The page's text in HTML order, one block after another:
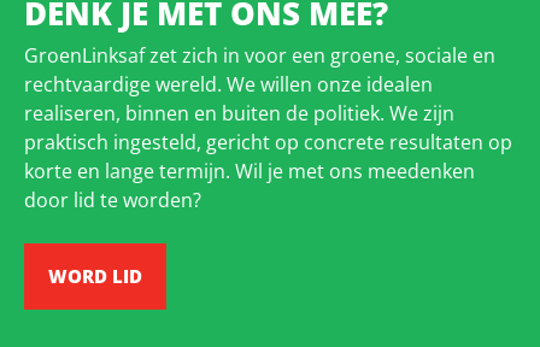
DENK JE MET ONS MEE?
GroenLinksaf zet zich in voor een groene, sociale en
rechtvaardige wereld. We willen onze idealen
realiseren, binnen en buiten de politiek. We zijn
praktisch ingesteld, gericht op concrete resultaten op
korte en lange termijn. Wil je met ons meedenken
door lid te worden?
WORD LID